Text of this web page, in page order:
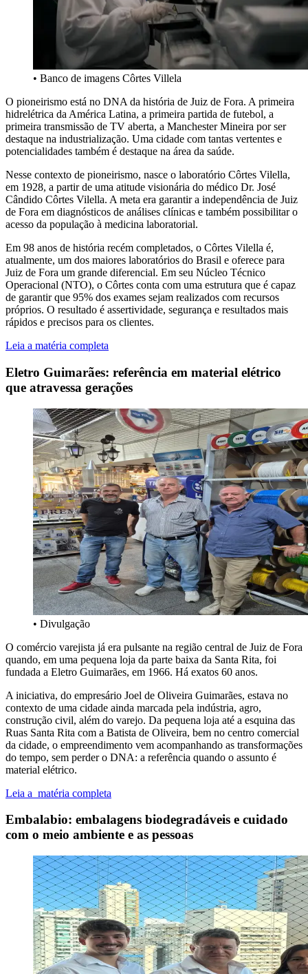
• Banco de imagens Côrtes Villela
O pioneirismo está no DNA da história de Juiz de Fora. A primeira
hidrelétrica da América Latina, a primeira partida de futebol, a
primeira transmissão de TV aberta, a Manchester Mineira por ser
destaque na industrialização. Uma cidade com tantas vertentes e
potencialidades também é destaque na área da saúde.
Nesse contexto de pioneirismo, nasce o laboratório Côrtes Vilella,
em 1928, a partir de uma atitude visionária do médico Dr. José
Cândido Côrtes Vilella. A meta era garantir a independência de Juiz
de Fora em diagnósticos de análises clínicas e também possibilitar o
acesso da população à medicina laboratorial.
Em 98 anos de história recém completados, o Côrtes Vilella é,
atualmente, um dos maiores laboratórios do Brasil e oferece para
Juiz de Fora um grande diferencial. Em seu Núcleo Técnico
Operacional (NTO), o Côrtes conta com uma estrutura que é capaz
de garantir que 95% dos exames sejam realizados com recursos
próprios. O resultado é assertividade, segurança e resultados mais
rápidos e precisos para os clientes.
Leia a matéria completa
Eletro Guimarães: referência em material elétrico
que atravessa gerações
• Divulgação
O comércio varejista já era pulsante na região central de Juiz de Fora
quando, em uma pequena loja da parte baixa da Santa Rita, foi
fundada a Eletro Guimarães, em 1966. Há exatos 60 anos.
A iniciativa, do empresário Joel de Oliveira Guimarães, estava no
contexto de uma cidade ainda marcada pela indústria, agro,
construção civil, além do varejo. Da pequena loja até a esquina das
Ruas Santa Rita com a Batista de Oliveira, bem no centro comercial
da cidade, o empreendimento vem acompanhando as transformações
do tempo, sem perder o DNA: a referência quando o assunto é
material elétrico.
Leia a matéria completa
Embalabio: embalagens biodegradáveis e cuidado
com o meio ambiente e as pessoas